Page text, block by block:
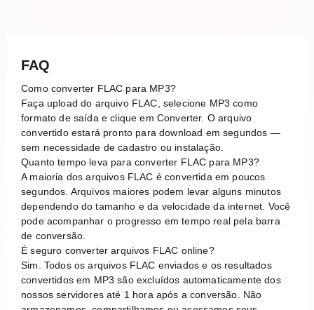
FAQ
Como converter FLAC para MP3?
Faça upload do arquivo FLAC, selecione MP3 como
formato de saída e clique em Converter. O arquivo
convertido estará pronto para download em segundos —
sem necessidade de cadastro ou instalação.
Quanto tempo leva para converter FLAC para MP3?
A maioria dos arquivos FLAC é convertida em poucos
segundos. Arquivos maiores podem levar alguns minutos
dependendo do tamanho e da velocidade da internet. Você
pode acompanhar o progresso em tempo real pela barra
de conversão.
É seguro converter arquivos FLAC online?
Sim. Todos os arquivos FLAC enviados e os resultados
convertidos em MP3 são excluídos automaticamente dos
nossos servidores até 1 hora após a conversão. Não